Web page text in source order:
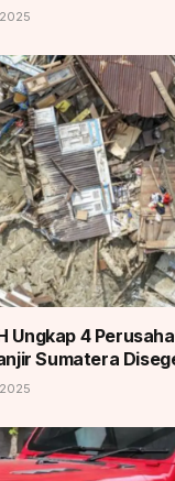
Ungkap 4
Sumatera